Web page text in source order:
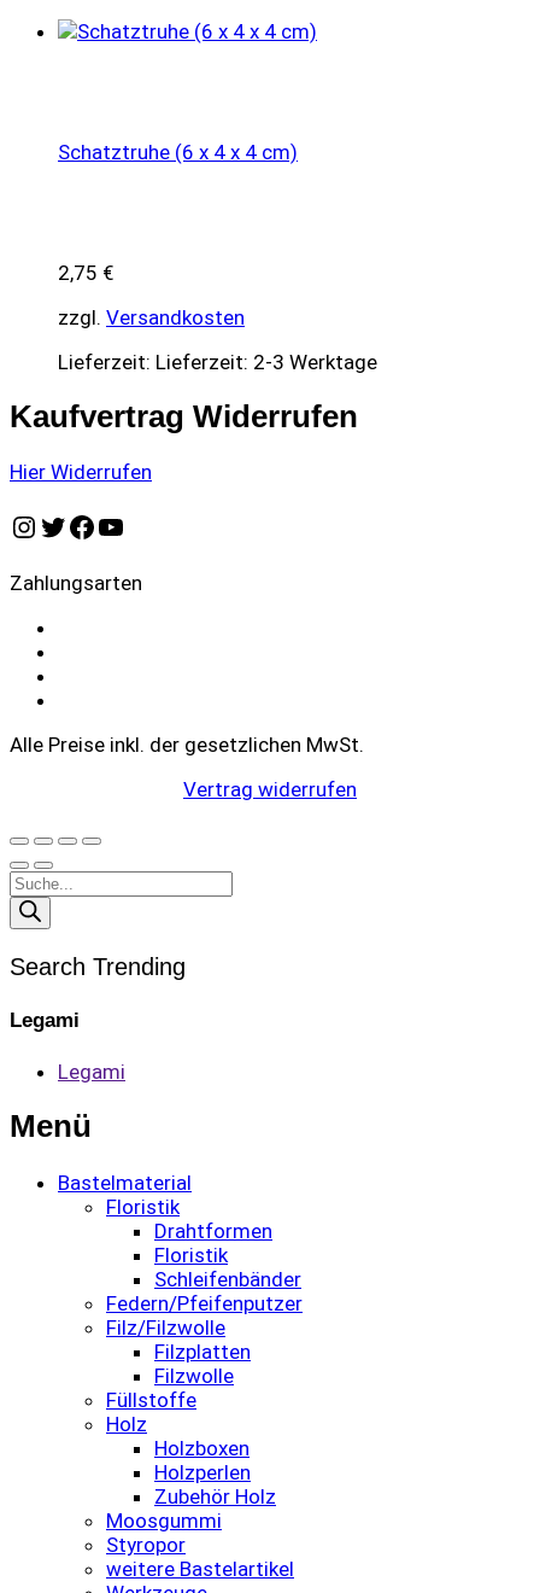
Schatztruhe (6 x 4 x 4 cm)
2,75 €
zzgl. Versandkosten
Lieferzeit: Lieferzeit: 2-3 Werktage
Kaufvertrag Widerrufen
Hier Widerrufen
Instagram
Twitter
Facebook
YouTube
Zahlungsarten
Alle Preise inkl. der gesetzlichen MwSt.
Vertrag widerrufen
Products
search
Search Trending
Legami
Legami
Menü
Bastelmaterial
Floristik
Drahtformen
Floristik
Schleifenbänder
Federn/Pfeifenputzer
Filz/Filzwolle
Filzplatten
Filzwolle
Füllstoffe
Holz
Holzboxen
Holzperlen
Zubehör Holz
Moosgummi
Styropor
weitere Bastelartikel